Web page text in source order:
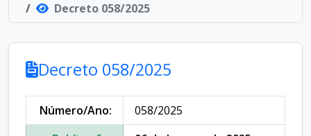
Decreto 058/2025
Decreto 058/2025
Número/Ano:
058/2025